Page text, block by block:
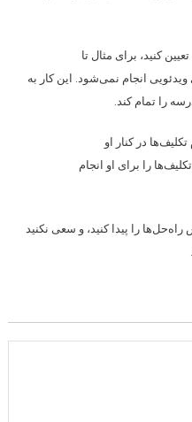
کنید، برای مثال تا
انجام نمی‌شود. این کار به
را تمام کند.
در کنار او
را برای او انجام
را پیدا کنید، و سعی نکنید